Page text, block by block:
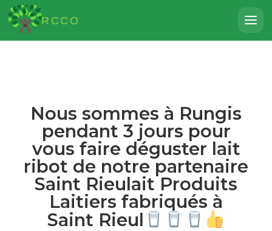
RCCO
Nous sommes à Rungis
pendant 3 jours pour
vous faire déguster lait
ribot de notre partenaire
Saint Rieulait Produits
Laitiers fabriqués à
Saint Rieul